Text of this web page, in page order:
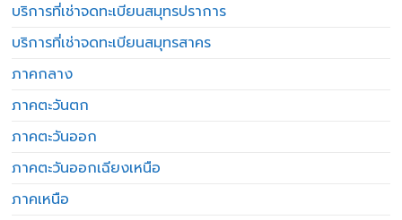
บริการที่เช่าจดทะเบียนสมุทรปราการ
บริการที่เช่าจดทะเบียนสมุทรสาคร
ภาคกลาง
ภาคตะวันตก
ภาคตะวันออก
ภาคตะวันออกเฉียงเหนือ
ภาคเหนือ